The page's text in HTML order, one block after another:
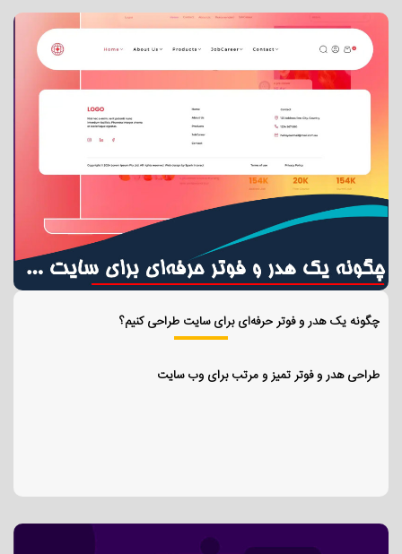
چگونه یک هدر و فوتر حرفه‌ای برای سایت طراحی کنیم؟
طراحی هدر و فوتر تمیز و مرتب برای وب سایت